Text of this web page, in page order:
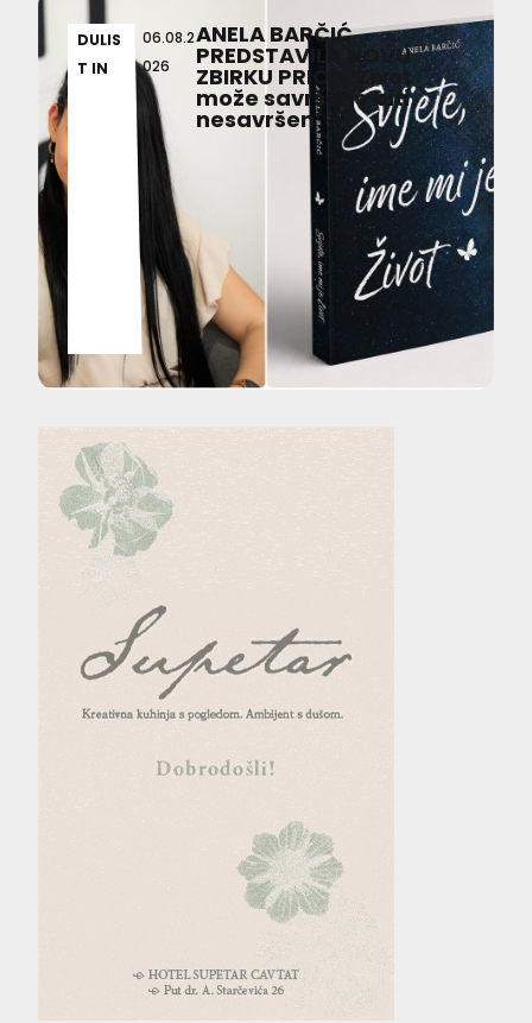
DULIS
T IN
06.08.2
026
ANELA BARČIĆ
PREDSTAVILA NOVU
ZBIRKU PRIČA ‘Život
može savršeno biti
nesavršen’